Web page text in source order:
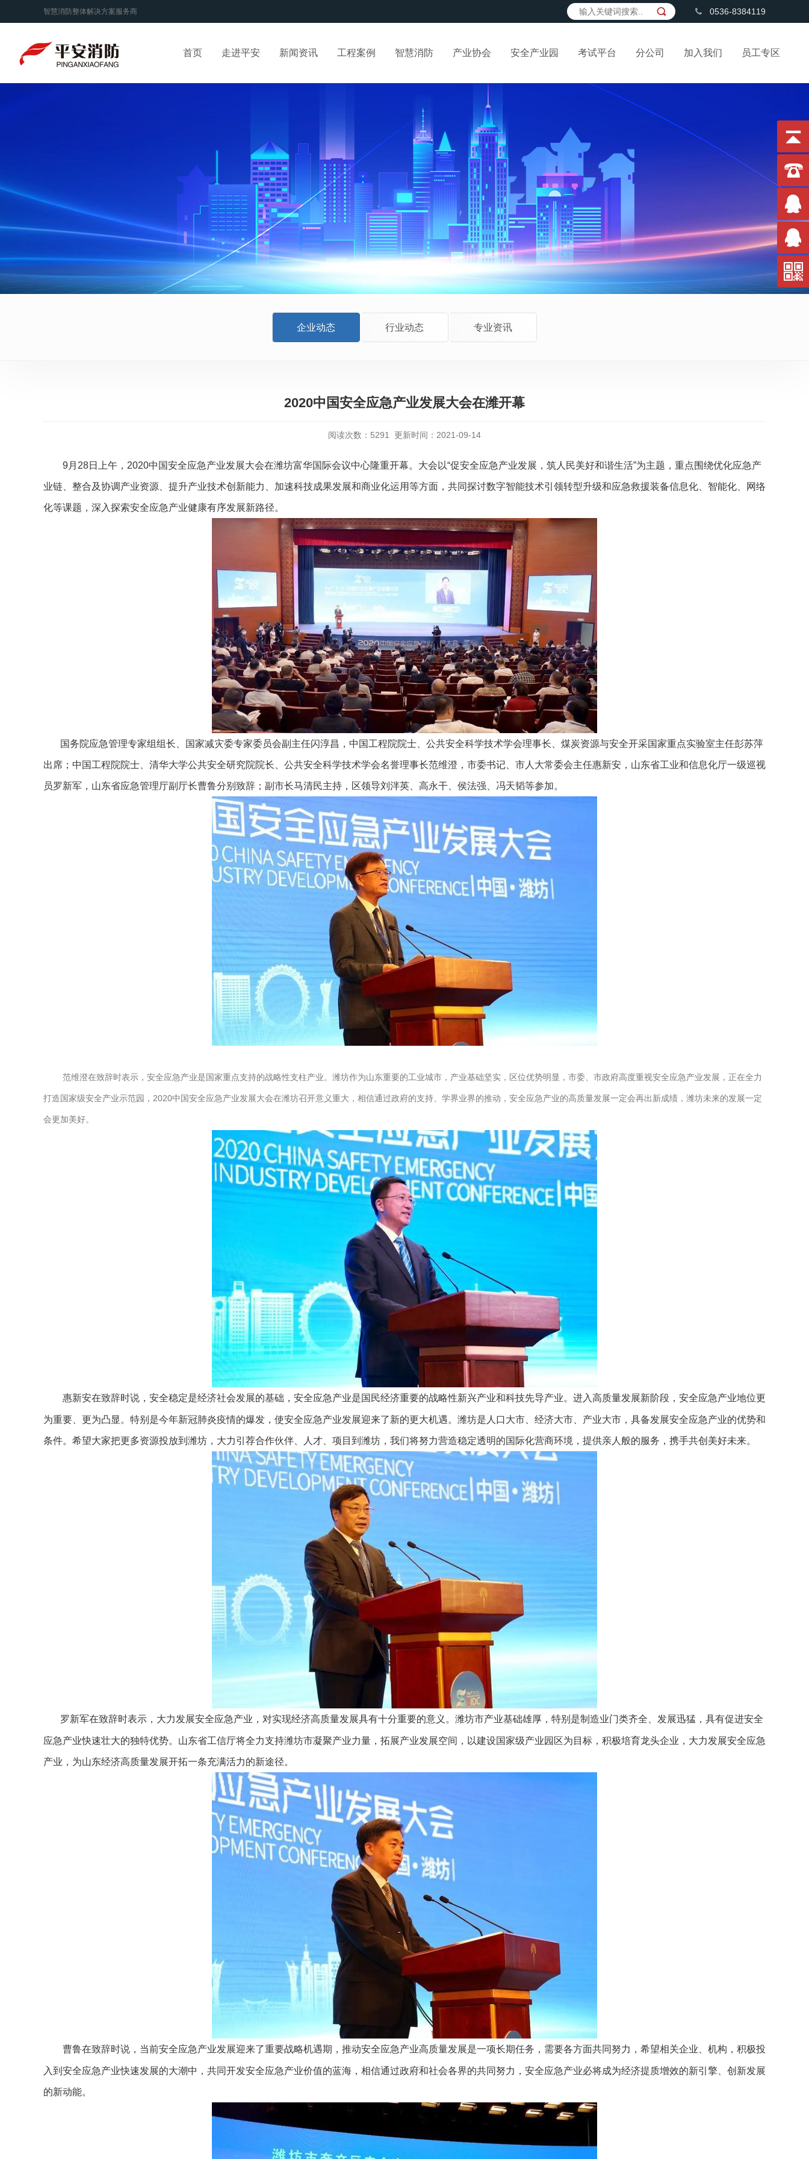
智慧消防整体解决方案服务商 0536-8384119
首页 走进平安 新闻资讯 工程案例 智慧消防 产业协会 安全产业园 考试平台 分公司 加入我们 员工专区
企业动态 行业动态 专业资讯
2020中国安全应急产业发展大会在潍开幕
阅读次数： 5291 更新时间：2021-09-14
9月28日上午，2020中国安全应急产业发展大会在潍坊富华国际会议中心隆重开幕。大会以“促安全应急产业发展，筑人民美好和谐生活”为主题，重点围绕优化应急产
业链、整合及协调产业资源、提升产业技术创新能力、加速科技成果发展和商业化运用等方面，共同探讨数字智能技术引领转型升级和应急救援装备信息化、智能化、网络
化等课题，深入探索安全应急产业健康有序发展新路径。
国务院应急管理专家组组长、国家减灾委专家委员会副主任闪淳昌，中国工程院院士、公共安全科学技术学会理事长、煤炭资源与安全开采国家重点实验室主任彭苏萍
出席；中国工程院院士、清华大学公共安全研究院院长、公共安全科学技术学会名誉理事长范维澄，市委书记、市人大常委会主任惠新安，山东省工业和信息化厅一级巡视
员罗新军，山东省应急管理厅副厅长曹鲁分别致辞；副市长马清民主持，区领导刘泮英、高永干、侯法强、冯天韬等参加。
范维澄在致辞时表示，安全应急产业是国家重点支持的战略性支柱产业。潍坊作为山东重要的工业城市，产业基础坚实，区位优势明显，市委、市政府高度重视安全应急产业发展，正在全力
打造国家级安全产业示范园，2020中国安全应急产业发展大会在潍坊召开意义重大，相信通过政府的支持、学界业界的推动，安全应急产业的高质量发展一定会再出新成绩，潍坊未来的发展一定
会更加美好。
惠新安在致辞时说，安全稳定是经济社会发展的基础，安全应急产业是国民经济重要的战略性新兴产业和科技先导产业。进入高质量发展新阶段，安全应急产业地位更
为重要、更为凸显。特别是今年新冠肺炎疫情的爆发，使安全应急产业发展迎来了新的更大机遇。潍坊是人口大市、经济大市、产业大市，具备发展安全应急产业的优势和
条件。希望大家把更多资源投放到潍坊，大力引荐合作伙伴、人才、项目到潍坊，我们将努力营造稳定透明的国际化营商环境，提供亲人般的服务，携手共创美好未来。
罗新军在致辞时表示，大力发展安全应急产业，对实现经济高质量发展具有十分重要的意义。潍坊市产业基础雄厚，特别是制造业门类齐全、发展迅猛，具有促进安全
应急产业快速壮大的独特优势。山东省工信厅将全力支持潍坊市凝聚产业力量，拓展产业发展空间，以建设国家级产业园区为目标，积极培育龙头企业，大力发展安全应急
产业，为山东经济高质量发展开拓一条充满活力的新途径。
曹鲁在致辞时说，当前安全应急产业发展迎来了重要战略机遇期，推动安全应急产业高质量发展是一项长期任务，需要各方面共同努力，希望相关企业、机构，积极投
入到安全应急产业快速发展的大潮中，共同开发安全应急产业价值的蓝海，相信通过政府和社会各界的共同努力，安全应急产业必将成为经济提质增效的新引擎、创新发展
的新动能。